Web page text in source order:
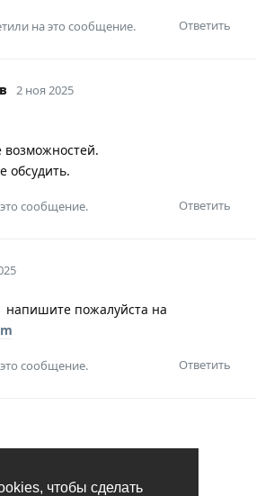
чтобы сделать
Ответить
на это сообщение.
2 ноя 2025
обсудить.
Ответить
сообщение.
напишите пожалуйста на
Ответить
сообщение.